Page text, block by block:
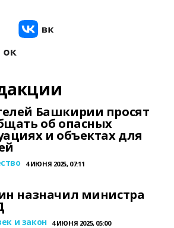
Башкирии просят
об опасных
и объектах для
4 ИЮНЯ 2025, 07:11
назначил министра
и закон 4 ИЮНЯ 2025, 05:00